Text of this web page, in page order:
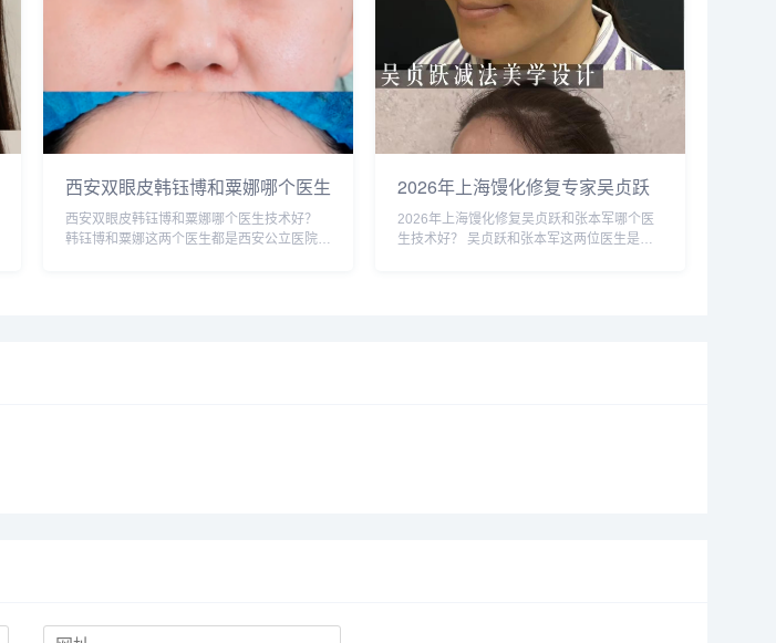
西安双眼皮韩钰博和粟娜哪个医生
做双眼皮技术好？
西安双眼皮韩钰博和粟娜哪个医生技术好？
韩钰博和粟娜这两个医生都是西安公立医院的
2026年上海馒化修复专家吴贞跃
和张本军哪个医生做馒化修复技术
好？
2026年上海馒化修复吴贞跃和张本军哪个医
生技术好？ 吴贞跃和张本军这两位医生是上